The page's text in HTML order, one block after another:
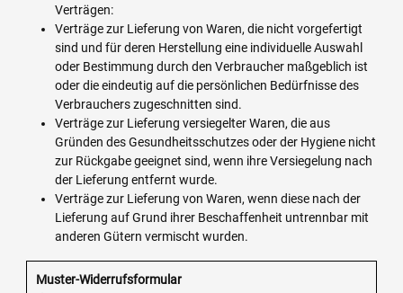
Verträgen:
Verträge zur Lieferung von Waren, die nicht vorgefertigt
sind und für deren Herstellung eine individuelle Auswahl
oder Bestimmung durch den Verbraucher maßgeblich ist
oder die eindeutig auf die persönlichen Bedürfnisse des
Verbrauchers zugeschnitten sind.
Verträge zur Lieferung versiegelter Waren, die aus
Gründen des Gesundheitsschutzes oder der Hygiene nicht
zur Rückgabe geeignet sind, wenn ihre Versiegelung nach
der Lieferung entfernt wurde.
Verträge zur Lieferung von Waren, wenn diese nach der
Lieferung auf Grund ihrer Beschaffenheit untrennbar mit
anderen Gütern vermischt wurden.
Muster-Widerrufsformular